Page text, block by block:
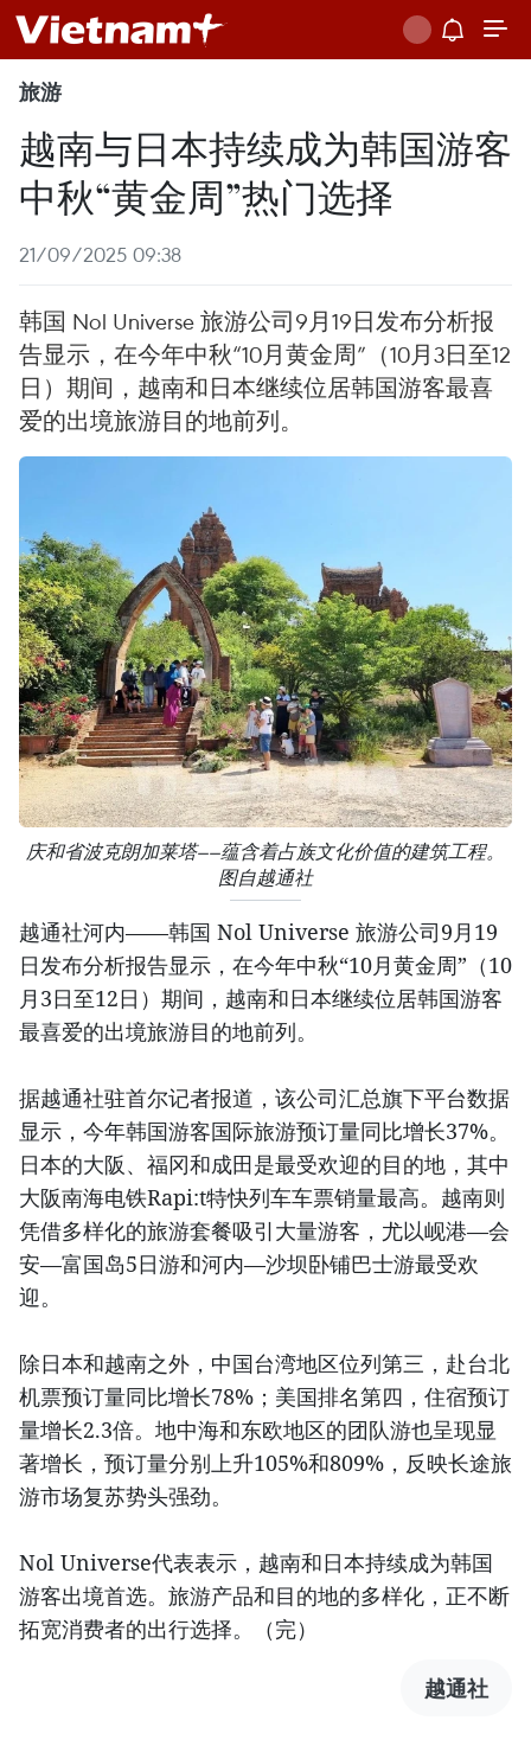
旅游
越南与日本持续成为韩国游客
中秋“黄金周”热门选择
21/09/2025 09:38
韩国 Nol Universe 旅游公司9月19日发布分析报
告显示，在今年中秋“10月黄金周”（10月3日至12
日）期间，越南和日本继续位居韩国游客最喜
爱的出境旅游目的地前列。
庆和省波克朗加莱塔——蕴含着占族文化价值的建筑工程。
图自越通社
越通社河内——韩国 Nol Universe 旅游公司9月19
日发布分析报告显示，在今年中秋“10月黄金周”（10
月3日至12日）期间，越南和日本继续位居韩国游客
最喜爱的出境旅游目的地前列。
据越通社驻首尔记者报道，该公司汇总旗下平台数据
显示，今年韩国游客国际旅游预订量同比增长37%。
日本的大阪、福冈和成田是最受欢迎的目的地，其中
大阪南海电铁Rapi:t特快列车车票销量最高。越南则
凭借多样化的旅游套餐吸引大量游客，尤以岘港—会
安—富国岛5日游和河内—沙坝卧铺巴士游最受欢
迎。
除日本和越南之外，中国台湾地区位列第三，赴台北
机票预订量同比增长78%；美国排名第四，住宿预订
量增长2.3倍。地中海和东欧地区的团队游也呈现显
著增长，预订量分别上升105%和809%，反映长途旅
游市场复苏势头强劲。
Nol Universe代表表示，越南和日本持续成为韩国
游客出境首选。旅游产品和目的地的多样化，正不断
拓宽消费者的出行选择。（完）
越通社